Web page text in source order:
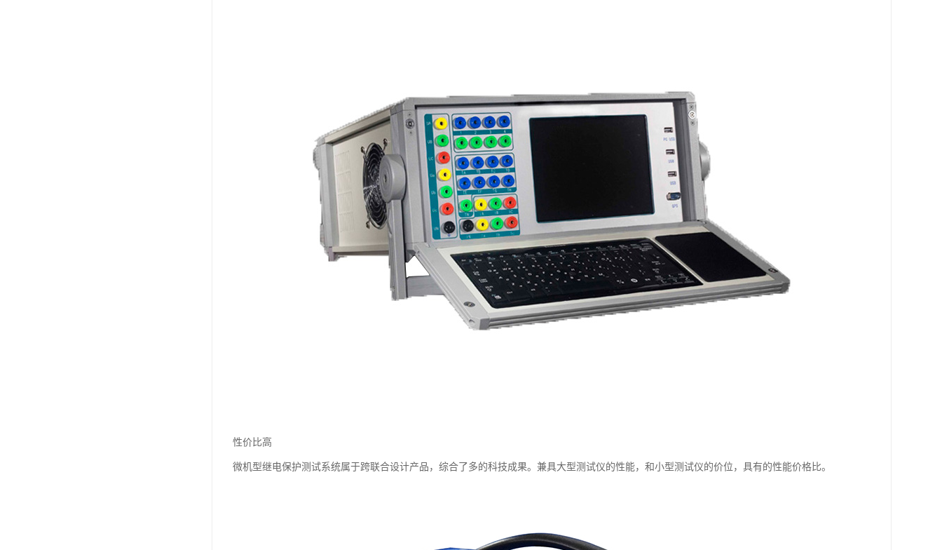
性价比高
微机型继电保护测试系统属于跨联合设计产品，综合了多的科技成果。兼具大型测试仪的性能，和小型测试仪的价位，具有的性能价格比。